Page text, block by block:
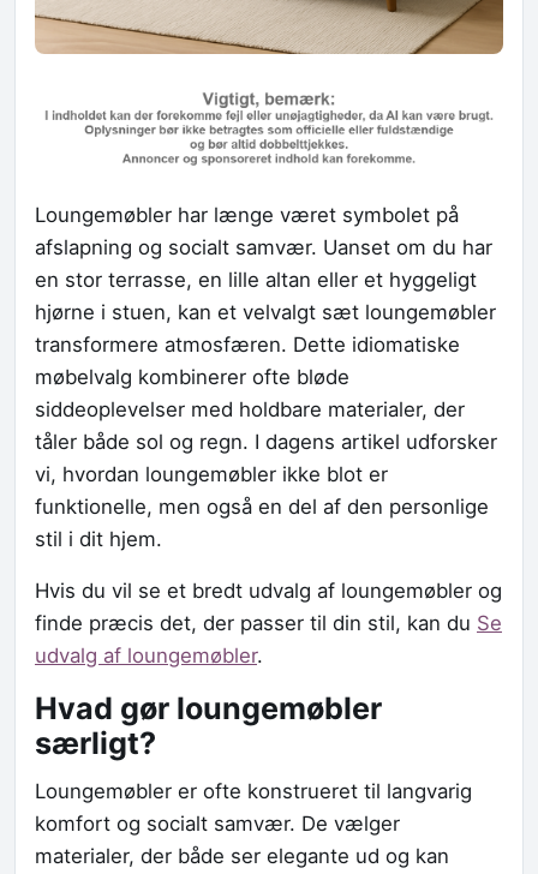
Loungemøbler har længe været symbolet på
afslapning og socialt samvær. Uanset om du har
en stor terrasse, en lille altan eller et hyggeligt
hjørne i stuen, kan et velvalgt sæt loungemøbler
transformere atmosfæren. Dette idiomatiske
møbelvalg kombinerer ofte bløde
siddeoplevelser med holdbare materialer, der
tåler både sol og regn. I dagens artikel udforsker
vi, hvordan loungemøbler ikke blot er
funktionelle, men også en del af den personlige
stil i dit hjem.
Hvis du vil se et bredt udvalg af loungemøbler og
finde præcis det, der passer til din stil, kan du Se
udvalg af loungemøbler.
Hvad gør loungemøbler
særligt?
Loungemøbler er ofte konstrueret til langvarig
komfort og socialt samvær. De vælger
materialer, der både ser elegante ud og kan